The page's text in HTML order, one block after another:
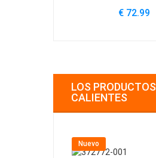
€ 72.99
LOS PRODUCTOS
CALIENTES
Nuevo